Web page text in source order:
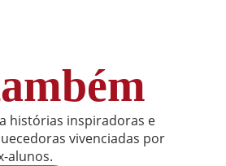
histórias inspiradoras e
vivenciadas por
alunos.